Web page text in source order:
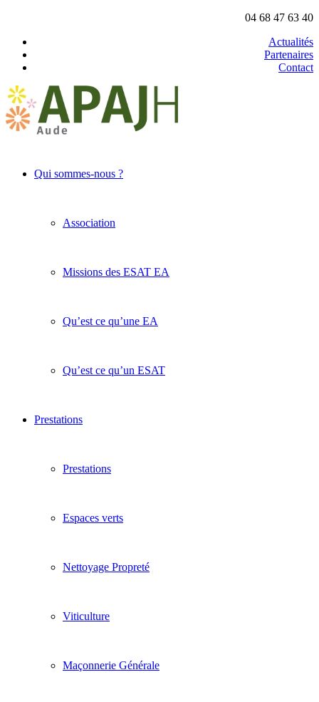
04 68 47 63 40
Actualités
Partenaires
Contact
Qui sommes-nous ?
Association
Missions des ESAT EA
Qu’est ce qu’une EA
Qu’est ce qu’un ESAT
Prestations
Prestations
Espaces verts
Nettoyage Propreté
Viticulture
Maçonnerie Générale